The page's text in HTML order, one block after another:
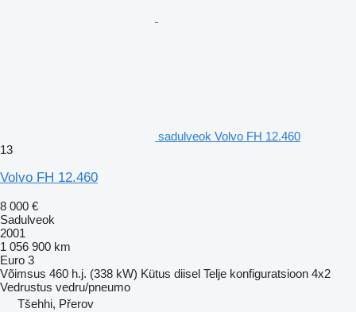
sadulveok Volvo FH 12.460
13
Volvo FH 12.460
8 000 €
Sadulveok
2001
1 056 900 km
Euro 3
Võimsus 460 h.j. (338 kW) Kütus diisel Telje konfiguratsioon 4x2
Vedrustus vedru/pneumo
Tšehhi, Přerov